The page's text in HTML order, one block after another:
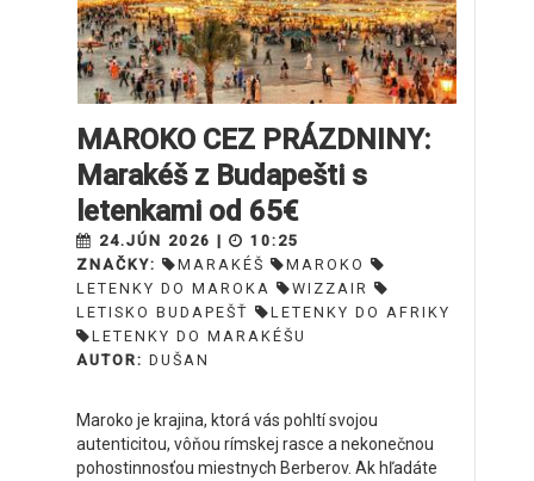
MAROKO CEZ PRÁZDNINY:
Marakéš z Budapešti s
letenkami od 65€
24.JÚN 2026 |
10:25
ZNAČKY:
MARAKÉŠ
MAROKO
LETENKY DO MAROKA
WIZZAIR
LETISKO BUDAPEŠŤ
LETENKY DO AFRIKY
LETENKY DO MARAKÉŠU
AUTOR: DUŠAN
Maroko je krajina, ktorá vás pohltí svojou
autenticitou, vôňou rímskej rasce a nekonečnou
pohostinnosťou miestnych Berberov. Ak hľadáte